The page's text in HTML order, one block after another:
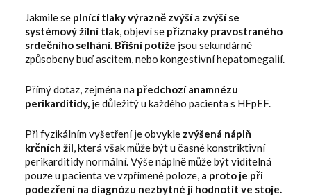
Jakmile se plnící tlaky výrazně zvýšía zvýší se
systémový žilní tlak, objeví se příznaky pravostraného
srdečního selhání. Břišní potíže jsou sekundárně
způsobeny buď ascitem, nebo kongestivní hepatomegalií.
Přímý dotaz, zejména na předchozí anamnézu
perikarditidy, je důležitý u každého pacienta s HFpEF.
Při fyzikálním vyšetření je obvykle zvýšená náplň
krčních žil, která však může být u časné konstriktivní
perikarditidy normální. Výše náplně může být viditelná
pouze u pacienta ve vzpřímené poloze, a proto je při
podezření na diagnózu nezbytné ji hodnotit ve stoje.